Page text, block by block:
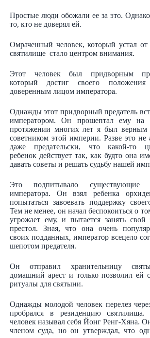
Простые люди обожали ее за это.
то, кто не доверял ей.
Омраченный человек, который устал от
святилище стало центром внимания.
Этот человек был придворным
который достиг своего
доверенным лицом императора.
Однажды этот придворный предатель
императором. Он прошептал ему на
протяжении многих лет я был верным
советником этой империи. Разве это не
даже предательски, что какой-то
ребенок действует так, как будто она
давать советы и решать судьбу нашей
Это подпитывало существующие
императора. Он взял ребенка
попытаться завоевать поддержку
Тем не менее, он начал беспокоиться о
угрожает ему, и пытается занять свой
престол. Зная, что она очень
своих подданных, император всецело
шепотом предателя.
Он отправил хранительницу
домашний арест и только позволил ей
ритуалы для святыни.
Однажды молодой человек перелез
пробрался в резиденцию святилища.
человек называл себя Йонг Ренг-Хяна.
членом суда, но он утверждал, что